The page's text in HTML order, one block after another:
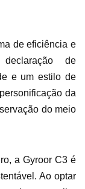
de eficiência e
de
e um estilo de
da
do meio
a Gyroor C3 é
Ao optar